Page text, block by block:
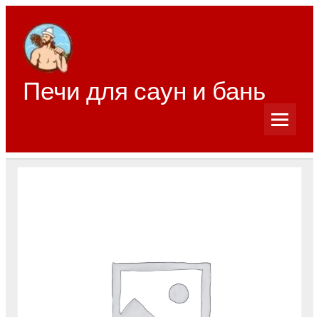
Перейти
содержимому
Печи для саун и бань